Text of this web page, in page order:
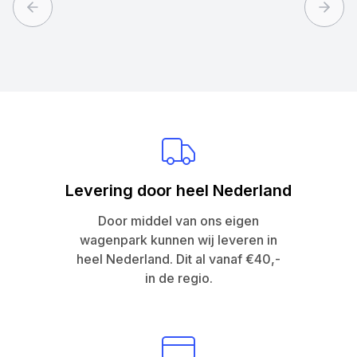
Previous slide Next
Levering door heel Nederland
Door middel van ons eigen
wagenpark kunnen wij leveren in
heel Nederland. Dit al vanaf €40,-
in de regio.